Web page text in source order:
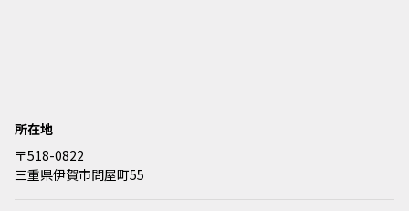
所在地
〒518-0822
三重県伊賀市問屋町55